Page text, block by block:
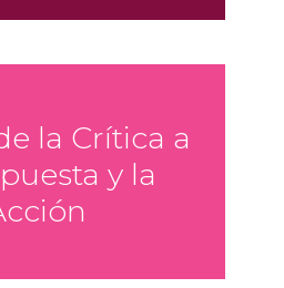
la Crítica a
y la